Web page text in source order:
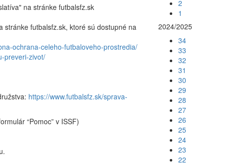
na stránke futbalsfz.sk
stránke futbalsfz.sk, ktoré sú dostupné na
ochrana-celeho-futbaloveho-prostredia/
preveri-zivot/
https://www.futbalsfz.sk/sprava-
“Pomoc” v ISSF)
2
1
2024/2025
34
33
32
31
30
29
28
27
26
25
24
23
22